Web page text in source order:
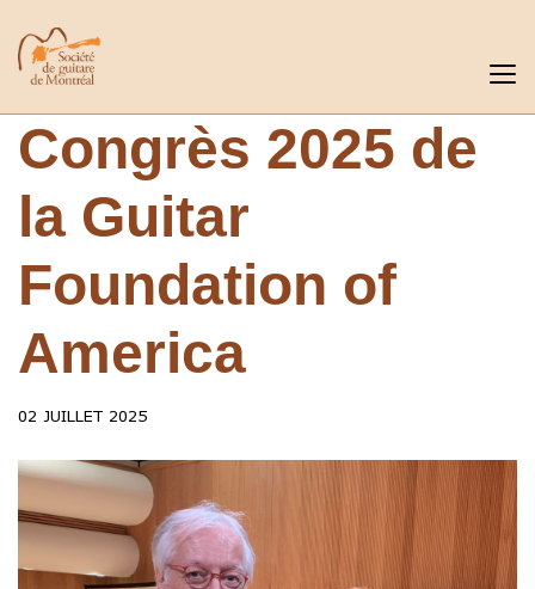
Congrès 2025 de
la Guitar
Foundation of
America
02 JUILLET 2025